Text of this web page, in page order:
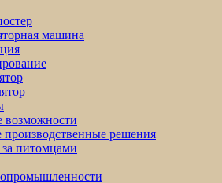
машина
решения
питомцами